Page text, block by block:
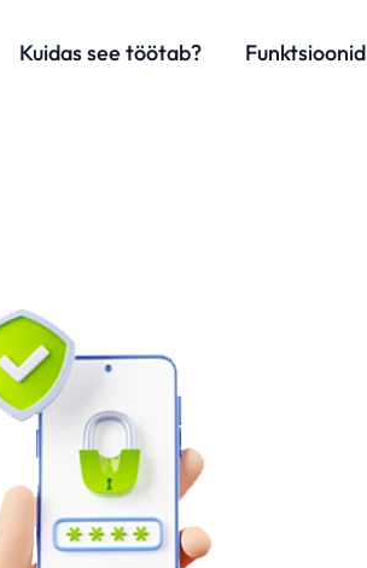
Kuidas see töötab? Funktsioonid